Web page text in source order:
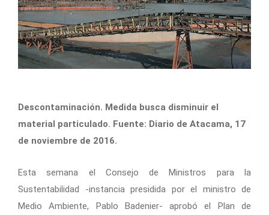
Descontaminación. Medida busca disminuir el
material particulado. Fuente: Diario de Atacama, 17
de noviembre de 2016.
Esta semana el Consejo de Ministros para la
Sustentabilidad -instancia presidida por el ministro de
Medio Ambiente, Pablo Badenier- aprobó el Plan de